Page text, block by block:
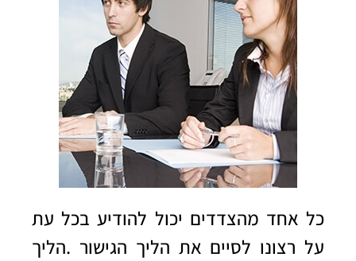
כל אחד מהצדדים יכול להודיע בכל עת
על רצונו לסיים את הליך הגישור .הליך